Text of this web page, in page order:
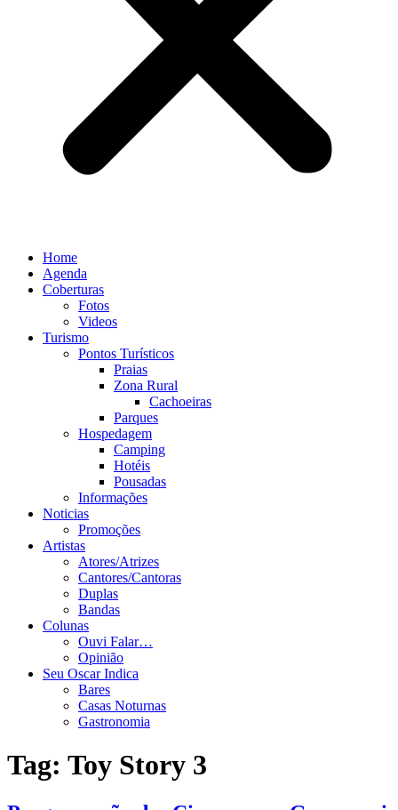
Home
Agenda
Coberturas
Fotos
Videos
Turismo
Pontos Turísticos
Praias
Zona Rural
Cachoeiras
Parques
Hospedagem
Camping
Hotéis
Pousadas
Informações
Noticias
Promoções
Artistas
Atores/Atrizes
Cantores/Cantoras
Duplas
Bandas
Colunas
Ouvi Falar…
Opinião
Seu Oscar Indica
Bares
Casas Noturnas
Gastronomia
Tag: Toy Story 3